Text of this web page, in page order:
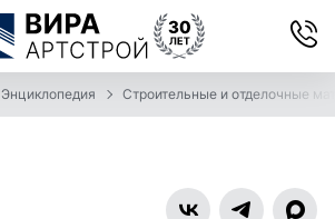
Энциклопедия Строительные и отделочные